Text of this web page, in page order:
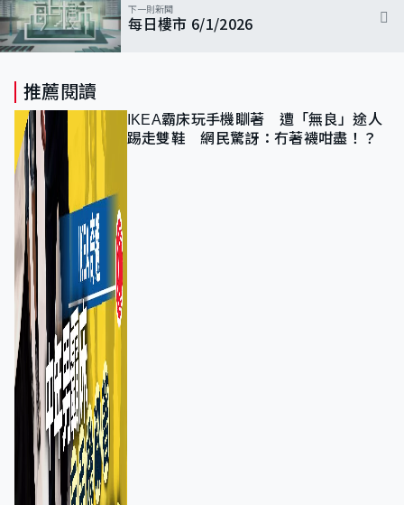
下一則新聞
每日樓市 6/1/2026
推薦閱讀
IKEA霸床玩手機瞓著 遭「無良」途人
踢走雙鞋 網民驚訝：冇著襪咁盡！？